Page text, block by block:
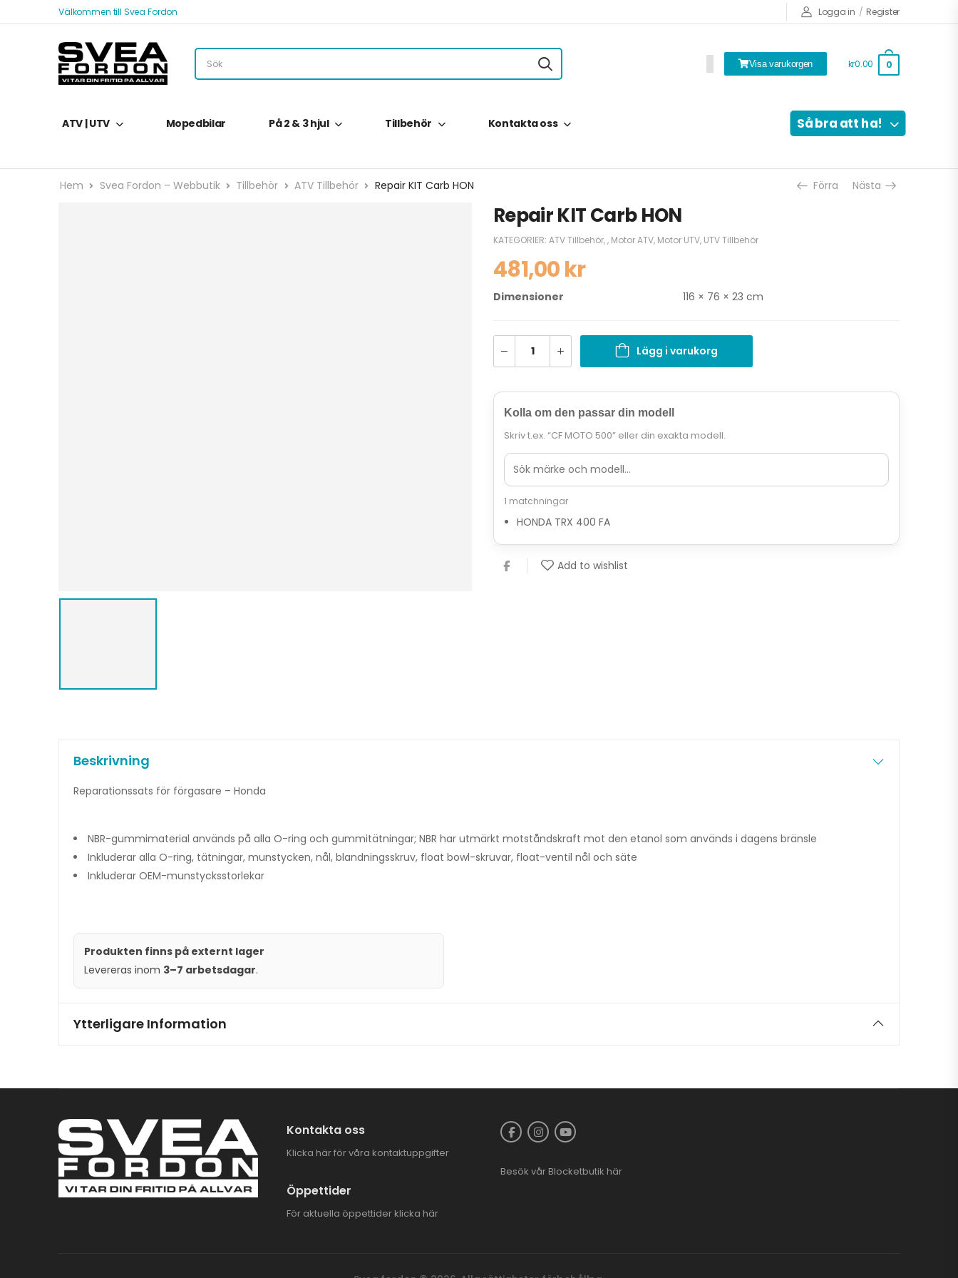
Välkommen till Svea Fordon Logga in / Register
Visa varukorgen kr0.00 0
ATV | UTV Mopedbilar På 2 & 3 hjul Tillbehör Kontakta oss Så bra att ha!
Hem Svea Fordon – Webbutik Tillbehör ATV Tillbehör Repair KIT Carb HON Förra Nästa
Repair KIT Carb HON
KATEGORIER: ATV Tillbehör,, Motor ATV, Motor UTV, UTV Tillbehör
481,00kr
Dimensioner 116 × 76 × 23 cm
Lägg i varukorg
Kolla om den passar din modell
Skriv t.ex. “CF MOTO 500” eller din exakta modell.
1 matchningar
HONDA TRX 400 FA
Add to wishlist
Beskrivning
Reparationssats för förgasare – Honda
NBR-gummimaterial används på alla O-ring och gummitätningar; NBR har utmärkt motståndskraft mot den etanol som används i dagens bränsle
Inkluderar alla O-ring, tätningar, munstycken, nål, blandningsskruv, float bowl-skruvar, float-ventil nål och säte
Inkluderar OEM-munstycksstorlekar
Produkten finns på externt lager
Levereras inom 3–7 arbetsdagar.
Ytterligare Information
Kontakta oss
Klicka här för våra kontaktuppgifter
Öppettider
För aktuella öppettider klicka här
Besök vår Blocketbutik här